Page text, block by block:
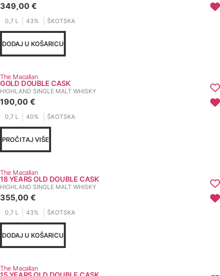
349,00 €
0,7 L 43% ŠKOTSKA
DODAJ U KOŠARICU
The Macallan
GOLD DOUBLE CASK
HIGHLAND SINGLE MALT WHISKY
190,00 €
0,7 L 40% ŠKOTSKA
PROČITAJ VIŠE
The Macallan
18 YEARS OLD DOUBLE CASK
HIGHLAND SINGLE MALT WHISKY
355,00 €
0,7 L 43% ŠKOTSKA
DODAJ U KOŠARICU
The Macallan